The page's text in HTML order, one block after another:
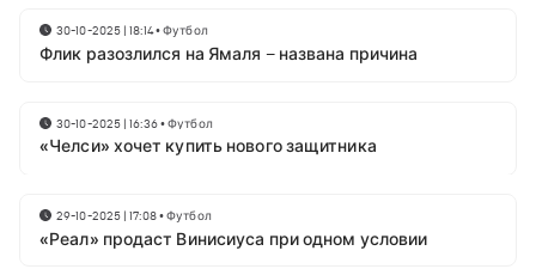
30-10-2025 | 18:14•Футбол
Флик разозлился на Ямаля – названа причина
30-10-2025 | 16:36•Футбол
«Челси» хочет купить нового защитника
29-10-2025 | 17:08•Футбол
«Реал» продаст Винисиуса при одном условии